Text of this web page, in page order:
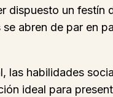
dispuesto un
abren de par en
las habilidades
ideal para